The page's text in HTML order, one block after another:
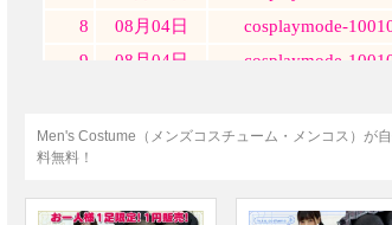
Men's Costume（メンズコスチューム・メンコス）が
料無料！